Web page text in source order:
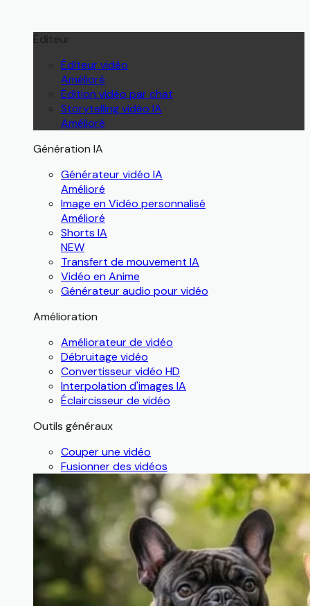
Éditeur
Éditeur vidéo
Amélioré
Édition vidéo par chat
Storytelling vidéo IA
Amélioré
Génération IA
Générateur vidéo IA
Amélioré
Image en Vidéo personnalisé
Amélioré
Shorts IA
NEW
Transfert de mouvement IA
Vidéo en Anime
Générateur audio pour vidéo
Amélioration
Améliorateur de vidéo
Débruitage vidéo
Convertisseur vidéo HD
Interpolation d'images IA
Éclaircisseur de vidéo
Outils généraux
Couper une vidéo
Fusionner des vidéos